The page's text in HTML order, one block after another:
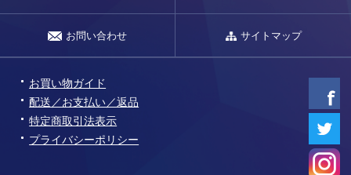
お問い合わせ サイトマップ
お買い物ガイド
配送／お支払い／返品
特定商取引法表示
プライバシーポリシー